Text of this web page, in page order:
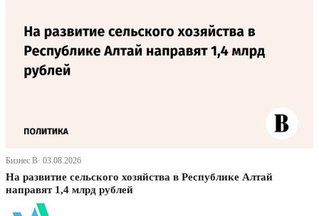
Бизнес В· 03.08.2026
На развитие сельского хозяйства в Республике Алтай
направят 1,4 млрд рублей